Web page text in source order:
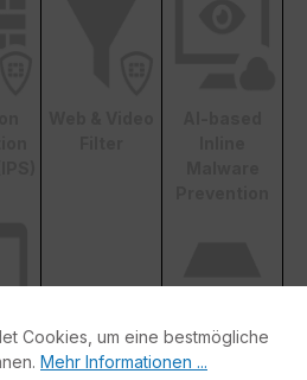
FortiConvert
Cookies, um eine bestmögliche
Mehr Informationen ...